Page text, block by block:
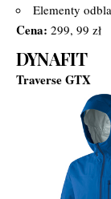
Elementy
Cena: 299, 99 zł
DYNAFIT
Traverse GTX